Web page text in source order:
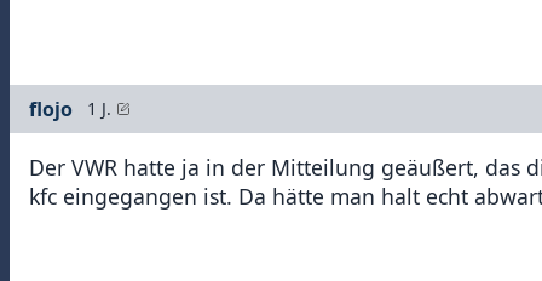
flojo 1 J.
Der VWR hatte ja in der Mitteilung geäußert, das
kfc eingegangen ist. Da hätte man halt echt